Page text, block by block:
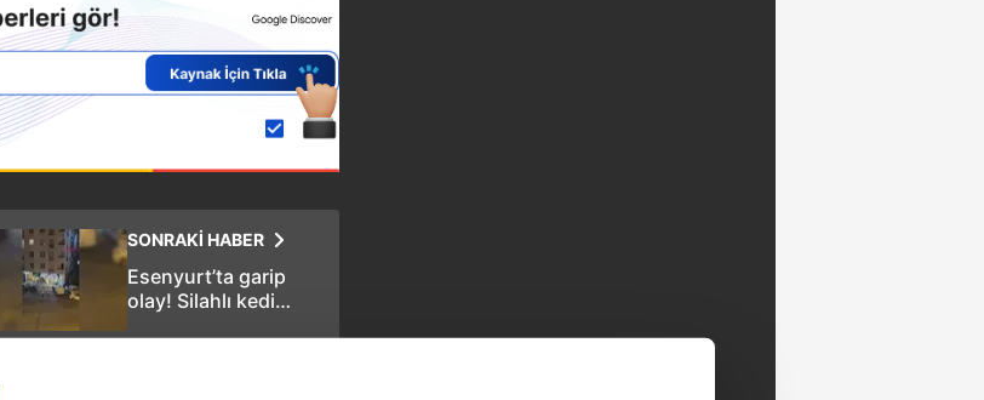
SONRAKİ HABER
Esenyurt’ta garip
olay! Silahlı kedi